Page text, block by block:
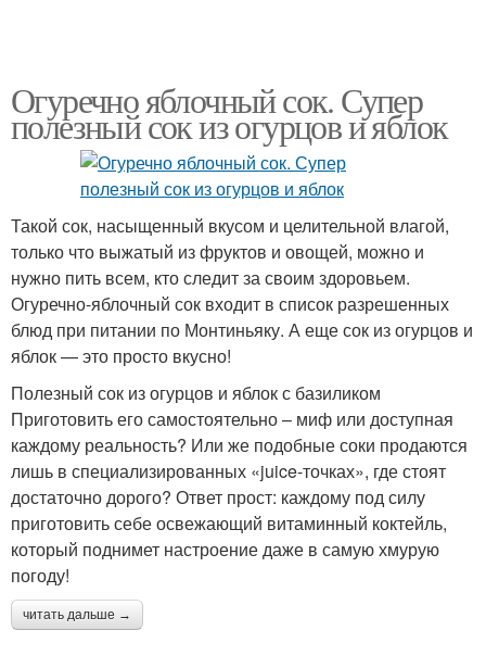
Огуречно яблочный сок. Супер
полезный сок из огурцов и яблок
Такой сок, насыщенный вкусом и целительной влагой,
только что выжатый из фруктов и овощей, можно и
нужно пить всем, кто следит за своим здоровьем.
Огуречно-яблочный сок входит в список разрешенных
блюд при питании по Монтиньяку. А еще сок из огурцов и
яблок — это просто вкусно!
Полезный сок из огурцов и яблок с базиликом
Приготовить его самостоятельно – миф или доступная
каждому реальность? Или же подобные соки продаются
лишь в специализированных «juice-точках», где стоят
достаточно дорого? Ответ прост: каждому под силу
приготовить себе освежающий витаминный коктейль,
который поднимет настроение даже в самую хмурую
погоду!
читать дальше →